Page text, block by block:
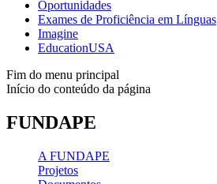
Oportunidades
Exames de Proficiência em Línguas
Imagine
EducationUSA
Fim do menu principal
Início do conteúdo da página
FUNDAPE
A FUNDAPE
Projetos